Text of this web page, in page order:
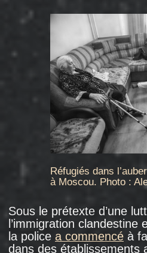
conflictuel. Comme en Abkhazie,
russes assuraient à l'époque le
de la paix en Ossétie du Sud, mais
nouvelles autorités géorgiennesont
que ce rôle l’armée russe " ne serait
en compte ".
Ce conflit a culminé avec la guerre
la Russie et la Géorgie en 2008.
deux ans avant le début de cette
ce conflit avait déjà fait des victimes:
réfugiés géorgiens vivant en Russie,
Manana Djabelia, arrêtée et
déportation à l’automne 2006.